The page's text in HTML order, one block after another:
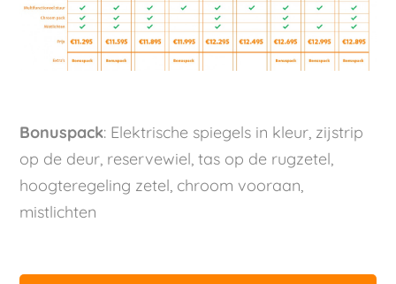
Bonuspack: Elektrische spiegels in kleur, zijstrip
op de deur, reservewiel, tas op de rugzetel,
hoogteregeling zetel, chroom vooraan,
mistlichten